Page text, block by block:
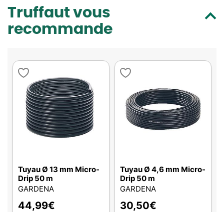
Truffaut vous
recommande
Tuyau Ø 13 mm Micro-
Drip 50 m
GARDENA
44,99€
Tuyau Ø 4,6 mm Micro-
Drip 50 m
GARDENA
30,50€